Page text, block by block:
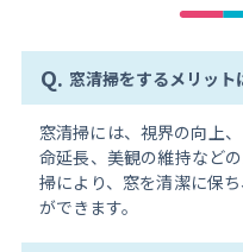
Q. 窓清掃をするメリット
窓清掃には、視界の向上
命延長、美観の維持など
掃により、窓を清潔に保
ができます。